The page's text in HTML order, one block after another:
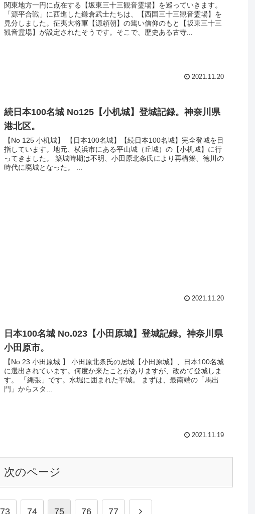
関東地方一円に点在する【坂東三十三観音霊場】を巡っていきます。
「源平合戦」に西進した鎌倉武士たちは、【西国三十三観音霊場】を
見分しました。征夷大将軍【源頼朝】の篤い信仰のもと【坂東三十三
観音霊場】が設定されたそうです。そこで、歴史ある古寺...
2021.11.20
続日本100名城 No125【小机城】登城記録。神奈川県
港北区。
【No 125 小机城】 【日本100名城】【続日本100名城】完全登城を目
指しています。地元、横浜市にある平山城（丘城）の【小机城】に行
ってきました。 築城時期は不明、小田原北条氏により再構築、徳川の
時代に廃城となった。 ...
2021.11.20
日本100名城 No.023【小田原城】登城記録。神奈川県
小田原市。
【No.23 小田原城 】 小田原北条氏の居城【小田原城】、日本100名城
に選出されています。何度か来たことがありますが、改めて登城しま
す。 「縄張」です。水堀に囲まれた平城。 まずは、最南端の「馬出
門」からスタ...
2021.11.19
次のページ
73 74 75 76 77